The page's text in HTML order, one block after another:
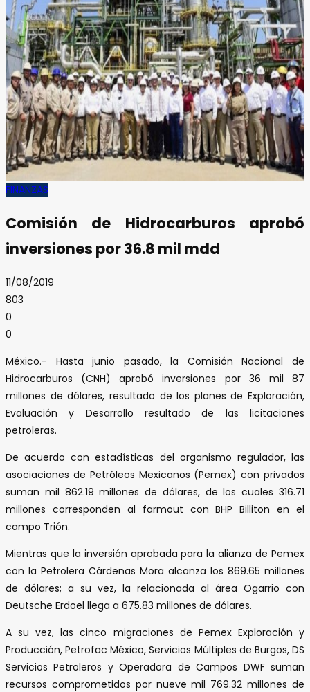
FINANZAS
Comisión de Hidrocarburos aprobó
inversiones por 36.8 mil mdd
11/08/2019
803
0
0
México.- Hasta junio pasado, la Comisión Nacional de
Hidrocarburos (CNH) aprobó inversiones por 36 mil 87
millones de dólares, resultado de los planes de Exploración,
Evaluación y Desarrollo resultado de las licitaciones
petroleras.
De acuerdo con estadísticas del organismo regulador, las
asociaciones de Petróleos Mexicanos (Pemex) con privados
suman mil 862.19 millones de dólares, de los cuales 316.71
millones corresponden al farmout con BHP Billiton en el
campo Trión.
Mientras que la inversión aprobada para la alianza de Pemex
con la Petrolera Cárdenas Mora alcanza los 869.65 millones
de dólares; a su vez, la relacionada al área Ogarrio con
Deutsche Erdoel llega a 675.83 millones de dólares.
A su vez, las cinco migraciones de Pemex Exploración y
Producción, Petrofac México, Servicios Múltiples de Burgos, DS
Servicios Petroleros y Operadora de Campos DWF suman
recursos comprometidos por nueve mil 769.32 millones de